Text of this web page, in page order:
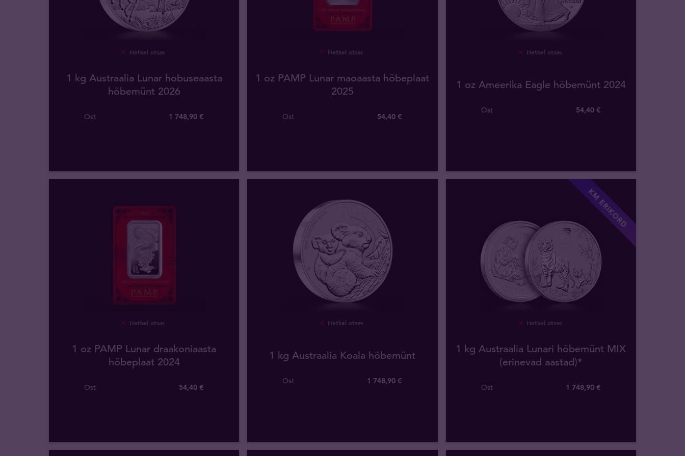
Hetkel otsas
1 kg Austraalia Lunar hobuseaasta
hõbemünt 2026
Ost 1 748,90 €
Hetkel otsas
1 oz PAMP Lunar maoaasta hõbeplaat
2025
Ost 54,40 €
Hetkel otsas
1 oz Ameerika Eagle hõbemünt 2024
Ost 54,40 €
Hetkel otsas
1 oz PAMP Lunar draakoniaasta
hõbeplaat 2024
Ost 54,40 €
Hetkel otsas
1 kg Austraalia Koala hõbemünt
Ost 1 748,90 €
KM ERIKORD
Hetkel otsas
1 kg Austraalia Lunari hõbemünt MIX
(erinevad aastad)*
Ost 1 748,90 €